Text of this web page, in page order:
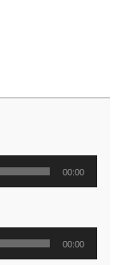
00:00
00:00